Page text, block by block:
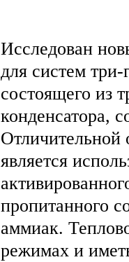
Исследован
для систем
состоящего из
конденсатора,
Отличительной
является
пропитанного
аммиак.
режимах и